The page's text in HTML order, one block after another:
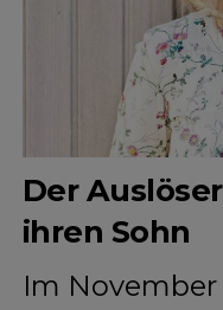
Der
ihren Sohn
Im